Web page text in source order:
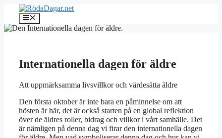
Hoppa
innehåll
Meny
Internationella dagen för äldre
Att uppmärksamma livsvillkor och värdesätta äldre
Den första oktober är inte bara en påminnelse om att
hösten är här, det är också starten på en global reflektion
över de äldres roller, bidrag och villkor i vårt samhälle. Det
är nämligen på denna dag vi firar den internationella dagen